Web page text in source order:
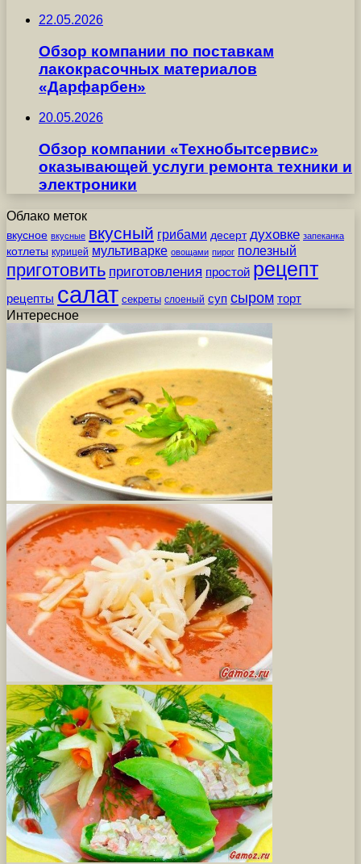
22.05.2026
Обзор компании по поставкам
лакокрасочных материалов
«Дарфарбен»
20.05.2026
Обзор компании «Технобытсервис»
оказывающей услуги ремонта техники и
электроники
Облако меток
вкусное вкусные вкусный грибами десерт духовке запеканка
котлеты курицей мультиварке овощами пирог полезный
приготовить приготовления простой рецепт
рецепты салат секреты слоеный суп сыром торт
Интересное